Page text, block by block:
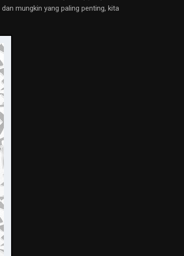
mungkin yang paling penting, kita